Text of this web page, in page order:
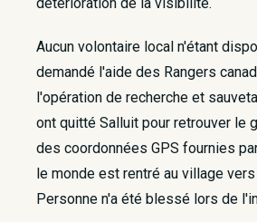
Aucun volontaire local n'étant
demandé l'aide des Rangers
l'opération de recherche et
ont quitté Salluit pour retrouver le
des coordonnées GPS fournies
le monde est rentré au village vers
Personne n'a été blessé lors de